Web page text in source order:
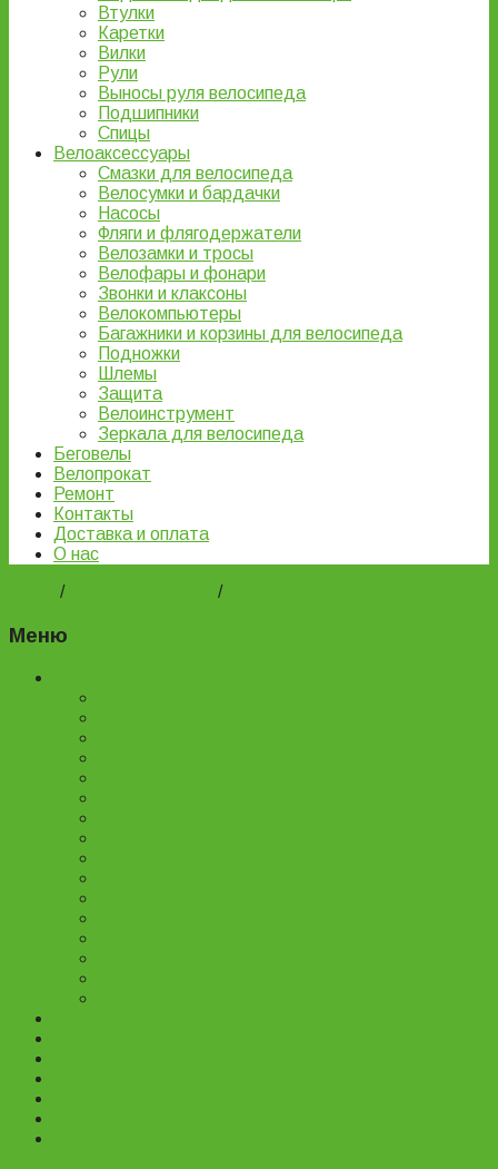
Втулки
Каретки
Вилки
Рули
Выносы руля велосипеда
Подшипники
Спицы
Велоаксессуары
Смазки для велосипеда
Велосумки и бардачки
Насосы
Фляги и флягодержатели
Велозамки и тросы
Велофары и фонари
Звонки и клаксоны
Велокомпьютеры
Багажники и корзины для велосипеда
Подножки
Шлемы
Защита
Велоинструмент
Зеркала для велосипеда
Беговелы
Велопрокат
Ремонт
Контакты
Доставка и оплата
О нас
/ /
Меню